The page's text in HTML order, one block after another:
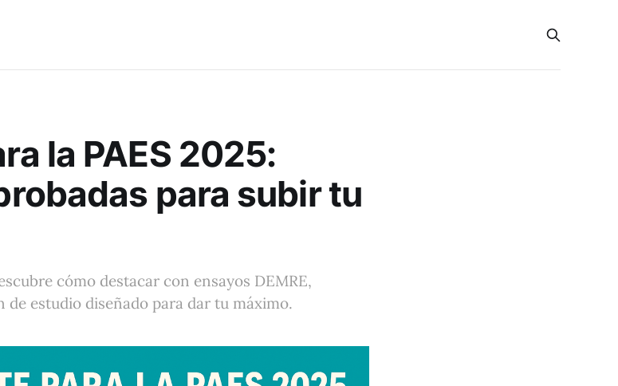
la PAES 2025:
para subir tu
cómo destacar con ensayos DEMRE,
de estudio diseñado para dar tu máximo.